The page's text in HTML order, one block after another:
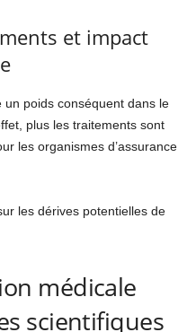
et impact
poids conséquent dans le
plus les traitements sont
les organismes d’assurance
les dérives potentielles de
médicale
scientifiques